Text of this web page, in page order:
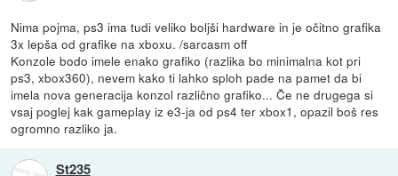
Nima pojma, ps3 ima tudi veliko boljši hardware in je očitno grafika
3x lepša od grafike na xboxu. /sarcasm off
Konzole bodo imele enako grafiko (razlika bo minimalna kot pri
ps3, xbox360), nevem kako ti lahko sploh pade na pamet da bi
imela nova generacija konzol različno grafiko... Če ne drugega si
vsaj poglej kak gameplay iz e3-ja od ps4 ter xbox1, opazil boš res
ogromno razliko ja.
St235